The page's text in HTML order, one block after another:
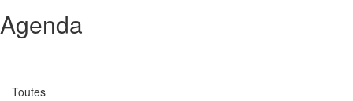
Agenda
Toutes